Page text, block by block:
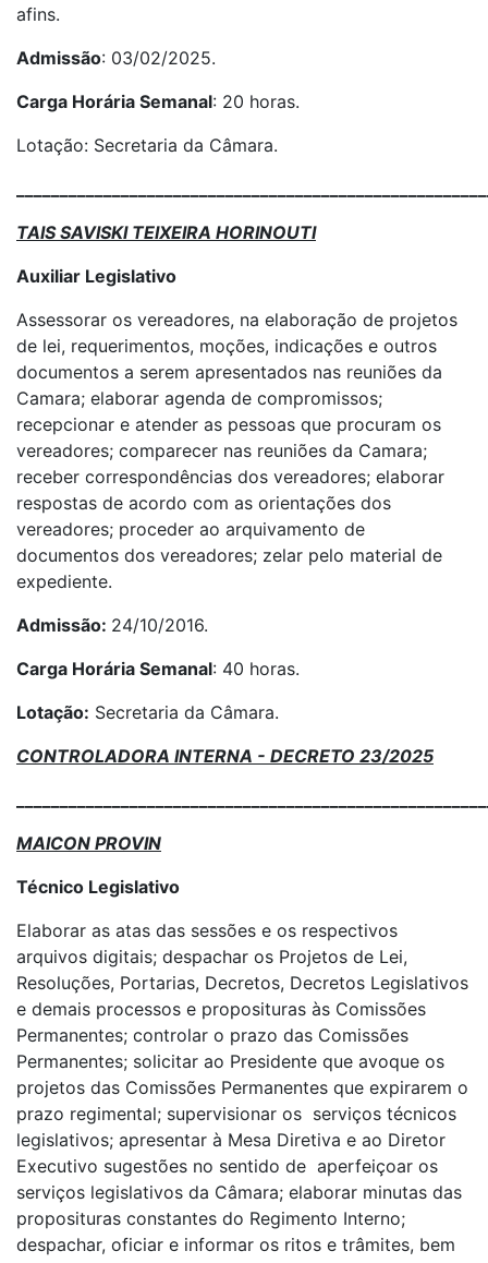
afins.
Admissão: 03/02/2025.
Carga Horária Semanal: 20 horas.
Lotação: Secretaria da Câmara.
TAIS SAVISKI TEIXEIRA HORINOUTI
Auxiliar Legislativo
Assessorar os vereadores, na elaboração de projetos
de lei, requerimentos, moções, indicações e outros
documentos a serem apresentados nas reuniões da
Camara; elaborar agenda de compromissos;
recepcionar e atender as pessoas que procuram os
vereadores; comparecer nas reuniões da Camara;
receber correspondências dos vereadores; elaborar
respostas de acordo com as orientações dos
vereadores; proceder ao arquivamento de
documentos dos vereadores; zelar pelo material de
expediente.
Admissão: 24/10/2016.
Carga Horária Semanal: 40 horas.
Lotação: Secretaria da Câmara.
CONTROLADORA INTERNA - DECRETO 23/2025
MAICON PROVIN
Técnico Legislativo
Elaborar as atas das sessões e os respectivos
arquivos digitais; despachar os Projetos de Lei,
Resoluções, Portarias, Decretos, Decretos Legislativos
e demais processos e proposituras às Comissões
Permanentes; controlar o prazo das Comissões
Permanentes; solicitar ao Presidente que avoque os
projetos das Comissões Permanentes que expirarem o
prazo regimental; supervisionar os serviços técnicos
legislativos; apresentar à Mesa Diretiva e ao Diretor
Executivo sugestões no sentido de aperfeiçoar os
serviços legislativos da Câmara; elaborar minutas das
proposituras constantes do Regimento Interno;
despachar, oficiar e informar os ritos e trâmites, bem